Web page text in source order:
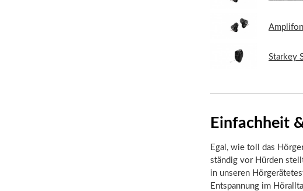
Starkey
Einfachheit
Egal, wie toll das
ständig vor Hürden
in unseren
Entspannung im